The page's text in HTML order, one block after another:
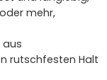
mehr,
aus
rutschfesten Halt